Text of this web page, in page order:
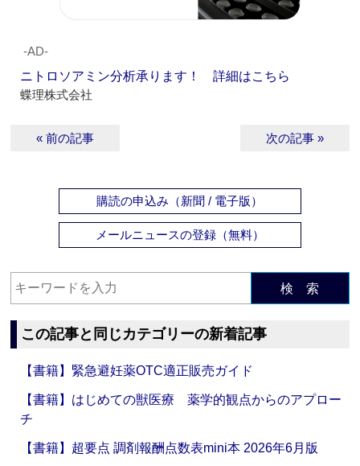
‐AD‐
ニトロソアミン分析承ります！ 詳細はこちら
蝶理株式会社
« 前の記事 次の記事 »
購読の申込み（新聞 / 電子版）
メールニュースの登録（無料）
検 索
この記事と同じカテゴリーの新着記事
【書籍】緊急避妊薬OTC適正販売ガイド
【書籍】はじめての獣医療 薬学的観点からのアプロー
チ
【書籍】超要点 調剤報酬点数表mini本 2026年6月版